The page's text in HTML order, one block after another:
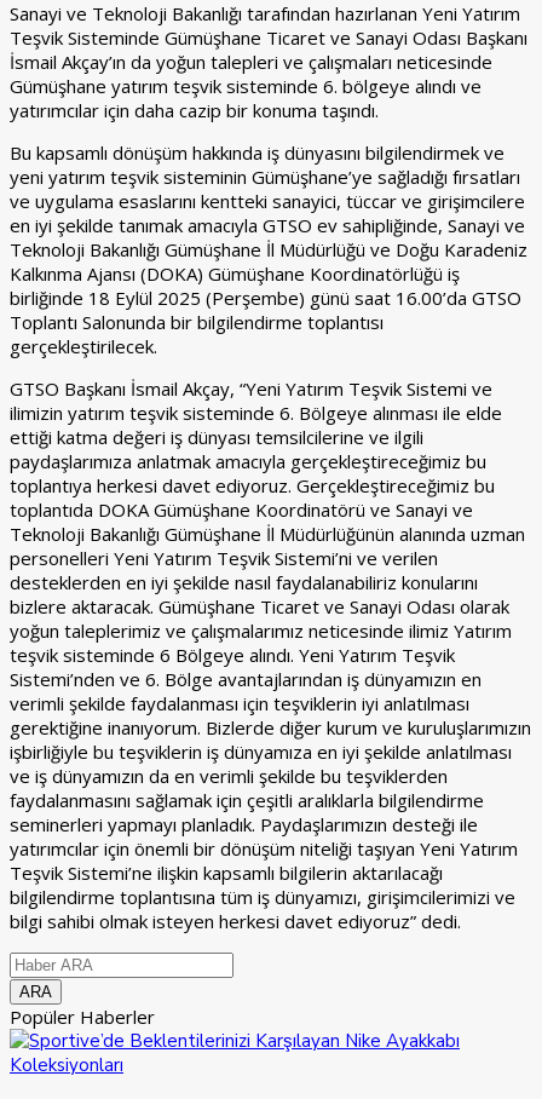
Sanayi ve Teknoloji Bakanlığı tarafından hazırlanan Yeni Yatırım
Teşvik Sisteminde Gümüşhane Ticaret ve Sanayi Odası Başkanı
İsmail Akçay’ın da yoğun talepleri ve çalışmaları neticesinde
Gümüşhane yatırım teşvik sisteminde 6. bölgeye alındı ve
yatırımcılar için daha cazip bir konuma taşındı.
Bu kapsamlı dönüşüm hakkında iş dünyasını bilgilendirmek ve
yeni yatırım teşvik sisteminin Gümüşhane’ye sağladığı fırsatları
ve uygulama esaslarını kentteki sanayici, tüccar ve girişimcilere
en iyi şekilde tanımak amacıyla GTSO ev sahipliğinde, Sanayi ve
Teknoloji Bakanlığı Gümüşhane İl Müdürlüğü ve Doğu Karadeniz
Kalkınma Ajansı (DOKA) Gümüşhane Koordinatörlüğü iş
birliğinde 18 Eylül 2025 (Perşembe) günü saat 16.00’da GTSO
Toplantı Salonunda bir bilgilendirme toplantısı
gerçekleştirilecek.
GTSO Başkanı İsmail Akçay, “Yeni Yatırım Teşvik Sistemi ve
ilimizin yatırım teşvik sisteminde 6. Bölgeye alınması ile elde
ettiği katma değeri iş dünyası temsilcilerine ve ilgili
paydaşlarımıza anlatmak amacıyla gerçekleştireceğimiz bu
toplantıya herkesi davet ediyoruz. Gerçekleştireceğimiz bu
toplantıda DOKA Gümüşhane Koordinatörü ve Sanayi ve
Teknoloji Bakanlığı Gümüşhane İl Müdürlüğünün alanında uzman
personelleri Yeni Yatırım Teşvik Sistemi’ni ve verilen
desteklerden en iyi şekilde nasıl faydalanabiliriz konularını
bizlere aktaracak. Gümüşhane Ticaret ve Sanayi Odası olarak
yoğun taleplerimiz ve çalışmalarımız neticesinde ilimiz Yatırım
teşvik sisteminde 6 Bölgeye alındı. Yeni Yatırım Teşvik
Sistemi’nden ve 6. Bölge avantajlarından iş dünyamızın en
verimli şekilde faydalanması için teşviklerin iyi anlatılması
gerektiğine inanıyorum. Bizlerde diğer kurum ve kuruluşlarımızın
işbirliğiyle bu teşviklerin iş dünyamıza en iyi şekilde anlatılması
ve iş dünyamızın da en verimli şekilde bu teşviklerden
faydalanmasını sağlamak için çeşitli aralıklarla bilgilendirme
seminerleri yapmayı planladık. Paydaşlarımızın desteği ile
yatırımcılar için önemli bir dönüşüm niteliği taşıyan Yeni Yatırım
Teşvik Sistemi’ne ilişkin kapsamlı bilgilerin aktarılacağı
bilgilendirme toplantısına tüm iş dünyamızı, girişimcilerimizi ve
bilgi sahibi olmak isteyen herkesi davet ediyoruz” dedi.
Popüler Haberler